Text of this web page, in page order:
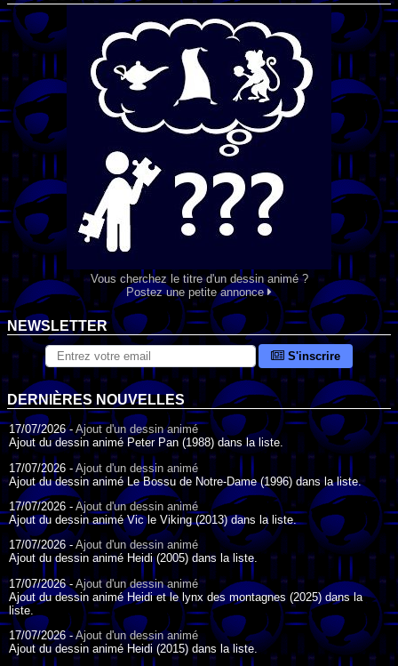
Vous cherchez le titre d'un dessin animé ?
Postez une petite annonce
NEWSLETTER
S'inscrire
DERNIÈRES NOUVELLES
17/07/2026 -Ajout d'un dessin animé
Ajout du dessin animé Peter Pan (1988) dans la liste.
17/07/2026 - Ajout d'un dessin animé
Ajout du dessin animé Le Bossu de Notre-Dame (1996) dans la liste.
17/07/2026 - Ajout d'un dessin animé
Ajout du dessin animé Vic le Viking (2013) dans la liste.
17/07/2026 -Ajout d'un dessin animé
Ajout du dessin animé Heidi (2005) dans la liste.
17/07/2026 - Ajout d'un dessin animé
Ajout du dessin animé Heidi et le lynx des montagnes (2025) dans la
liste.
17/07/2026 -Ajout d'un dessin animé
Ajout du dessin animé Heidi (2015) dans la liste.